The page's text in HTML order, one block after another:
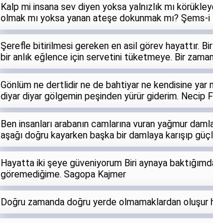
Kalp mi insana sev diyen yoksa yalnızlık mı
olmak mı yoksa yanan ateşe dokunmak mı? Şems-
Şerefle bitirilmesi gereken en asil görev hayattır.
bir anlık eğlence için servetini tüketmeye. Bir
Gönlüm ne dertlidir ne de bahtiyar ne kendisine yar
diyar diyar gölgemin peşinden yürür giderim. Necip
Ben insanları arabanın camlarına vuran yağmur
aşağı doğru kayarken başka bir damlaya karışıp
Hayatta iki şeye güveniyorum Biri aynaya
göremediğime. Sagopa Kajmer
Doğru zamanda doğru yerde olmamaklardan